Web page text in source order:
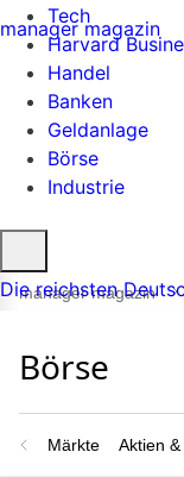
Tech
Harvard
Handel
Banken
Geldanlage
Börse
Industrie
öffnen
manager magazin
Märkte Aktien
manager magazin
Die reichsten